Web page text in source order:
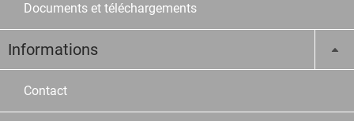
Documents et téléchargements
Informations
Contact